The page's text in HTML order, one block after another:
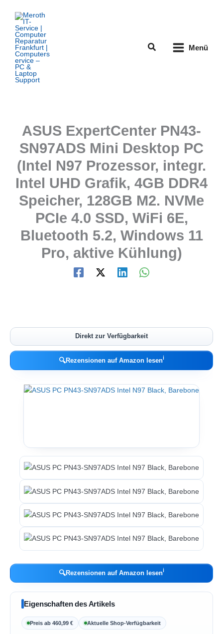
Inhalt
springen
Suchen Menü
ASUS ExpertCenter PN43-
SN97ADS Mini Desktop PC
(Intel N97 Prozessor, integr.
Intel UHD Grafik, 4GB DDR4
Speicher, 128GB M2. NVMe
PCIe 4.0 SSD, WiFi 6E,
Bluetooth 5.2, Windows 11
Pro, aktive Kühlung)
Direkt zur Verfügbarkeit
🔍Rezensionen auf Amazon lesenℹ︎
🔍Rezensionen auf Amazon lesenℹ︎
Eigenschaften des Artikels
Preis ab 460,99 € Aktuelle Shop-Verfügbarkeit